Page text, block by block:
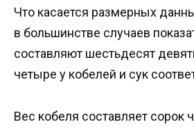
Что касается размерных
в большинстве случаев
составляют шестьдесят
четыре у кобелей и сук
Вес кобеля составляет сорок